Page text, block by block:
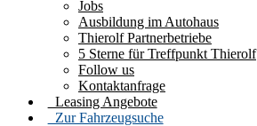
Jobs
Ausbildung im Autohaus
Thierolf Partnerbetriebe
5 Sterne für Treffpunkt Thierolf
Follow us
Kontaktanfrage
Leasing Angebote
Zur Fahrzeugsuche